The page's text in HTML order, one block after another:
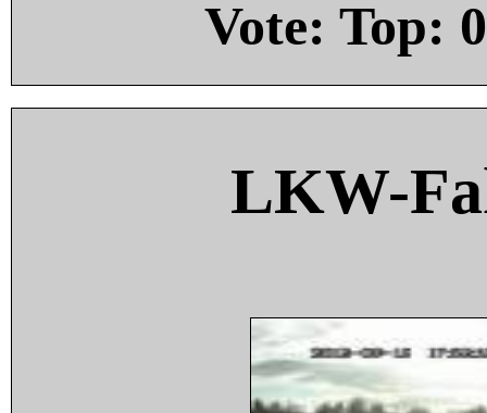
Vote: Top: 0
LKW-